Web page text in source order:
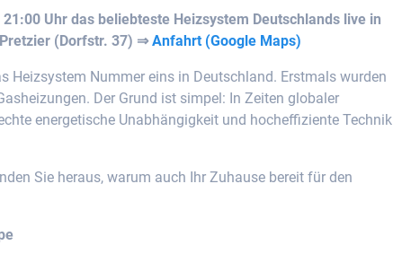
Uhr das beliebteste Heizsystem Deutschlands live in
(Dorfstr. 37) ⇒Anfahrt (Google Maps)
Heizsystem Nummer eins in Deutschland. Erstmals wurden
Der Grund ist simpel: In Zeiten globaler
energetische Unabhängigkeit und hocheffiziente Technik
Sie heraus, warum auch Ihr Zuhause bereit für den